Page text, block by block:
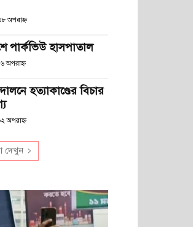
অপরাহ্ণ
পার্কভিউ হাসপাতাল
অপরাহ্ণ
হত্যাকাণ্ডের বিচার
অপরাহ্ণ
দেখুন